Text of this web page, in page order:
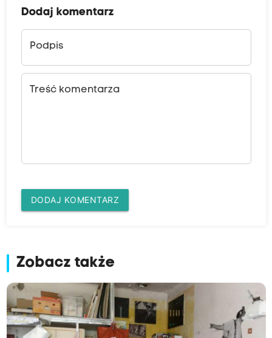
Dodaj komentarz
Podpis
Treść komentarza
DODAJ KOMENTARZ
Zobacz także